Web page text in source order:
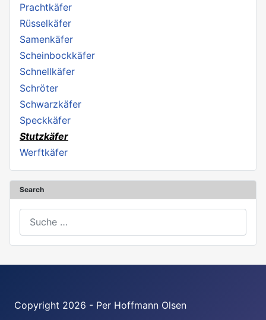
Prachtkäfer
Rüsselkäfer
Samenkäfer
Scheinbockkäfer
Schnellkäfer
Schröter
Schwarzkäfer
Speckkäfer
Stutzkäfer
Werftkäfer
Search
Copyright 2026 - Per Hoffmann Olsen